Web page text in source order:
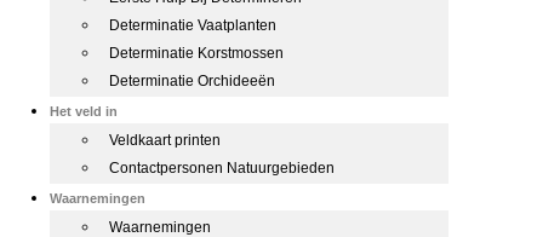
Determinatie Vaatplanten
Determinatie Korstmossen
Determinatie Orchideeën
Het veld in
Veldkaart printen
Contactpersonen Natuurgebieden
Waarnemingen
Waarnemingen